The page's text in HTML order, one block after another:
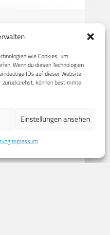
wie Cookies, um
Wenn du diesen Technologien
IDs auf dieser Website
können bestimmte
Einstellungen ansehen
Impressum